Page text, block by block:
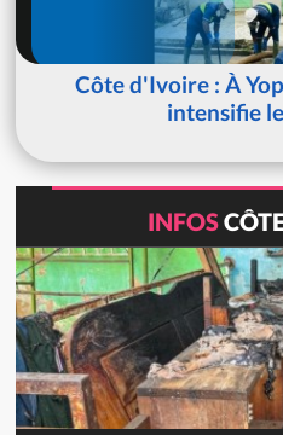
Côte d'Ivoire : À
intensifie
INFOS